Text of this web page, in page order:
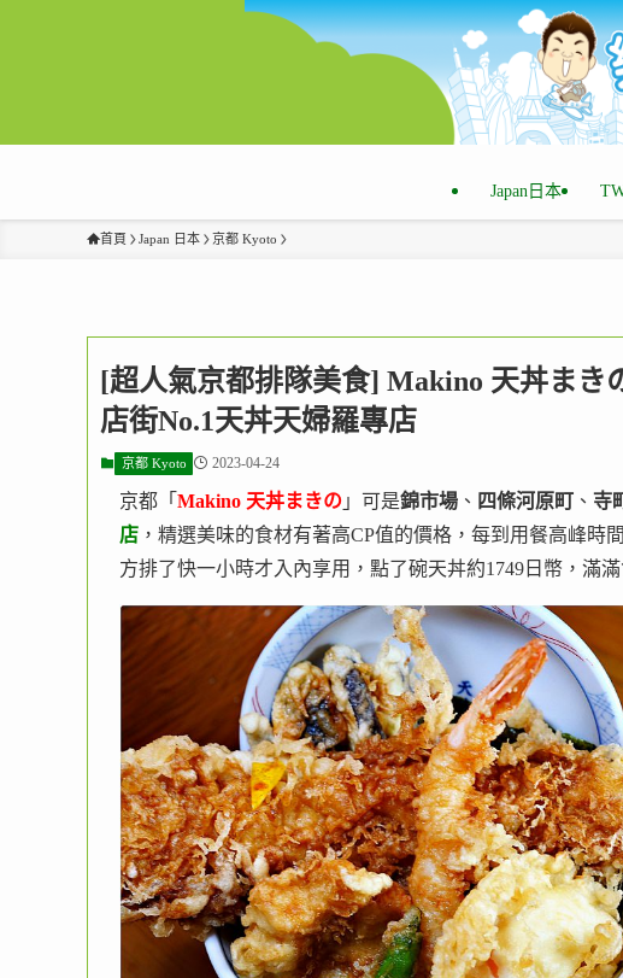
Japan日本
首頁 Japan 日本 京都 Kyoto
[超人氣京都排隊美食] Makino 天丼まき
店街No.1天丼天婦羅專店
京都 Kyoto 2023-04-24
京都「 Makino 天丼まきの 」可是錦市場 、 四條河原町 、 寺
店 ，精選美味的食材有著高CP值的價格，每到用餐高峰
方排了快一小時才入內享用，點了碗天丼約1749日幣，滿